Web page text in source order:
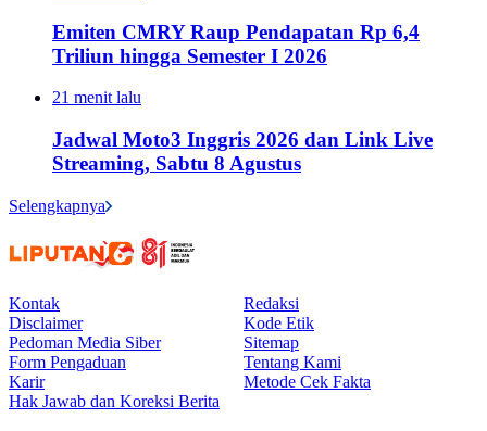
Emiten CMRY Raup Pendapatan Rp 6,4
Triliun hingga Semester I 2026
21 menit lalu
Jadwal Moto3 Inggris 2026 dan Link Live
Streaming, Sabtu 8 Agustus
Selengkapnya
Kontak
Redaksi
Disclaimer
Kode Etik
Pedoman Media Siber
Sitemap
Form Pengaduan
Tentang Kami
Karir
Metode Cek Fakta
Hak Jawab dan Koreksi Berita